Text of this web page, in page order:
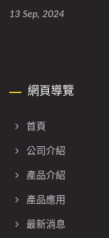
13 Sep, 2024
網頁導覽
首頁
公司介紹
產品介紹
產品應用
最新消息